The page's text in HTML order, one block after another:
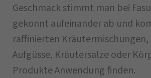
Geschmack stimmt man bei
gekonnt aufeinander ab und
raffinierten Kräutermischungen,
Aufgüsse, Kräutersalze oder
Produkte Anwendung finden.